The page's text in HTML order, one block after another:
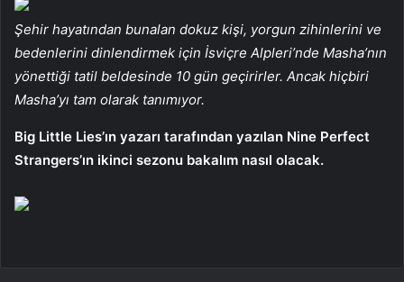
Şehir hayatından bunalan dokuz kişi, yorgun zihinlerini ve
bedenlerini dinlendirmek için İsviçre Alpleri’nde Masha’nın
yönettiği tatil beldesinde 10 gün geçirirler. Ancak hiçbiri
Masha’yı tam olarak tanımıyor.
Big Little Lies’ın yazarı tarafından yazılan Nine Perfect
Strangers’ın ikinci sezonu bakalım nasıl olacak.